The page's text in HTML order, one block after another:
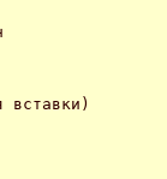
вставки)